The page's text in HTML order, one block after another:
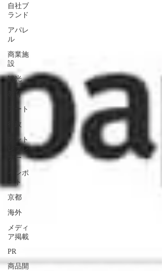
自社ブ
ランド
アパレ
ル
商業施
設
観光
教育
アート
行政
アント
レプレ
ナー
インポ
ート
京都
海外
メディ
ア掲載
PR
商品開